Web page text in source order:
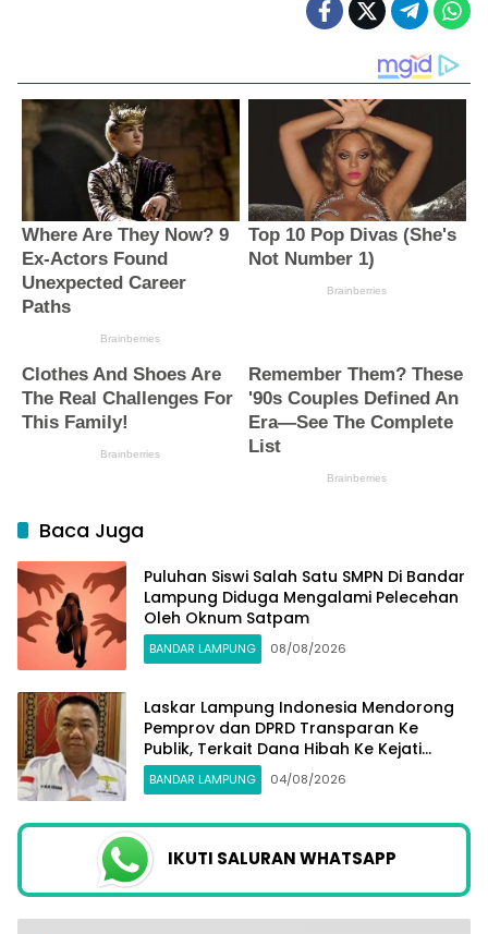
Baca Juga
Puluhan Siswi Salah Satu SMPN Di Bandar
Lampung Diduga Mengalami Pelecehan
Oleh Oknum Satpam
BANDAR LAMPUNG 08/08/2026
Laskar Lampung Indonesia Mendorong
Pemprov dan DPRD Transparan Ke
Publik, Terkait Dana Hibah Ke Kejati
Lampung
BANDAR LAMPUNG 04/08/2026
IKUTI SALURAN WHATSAPP